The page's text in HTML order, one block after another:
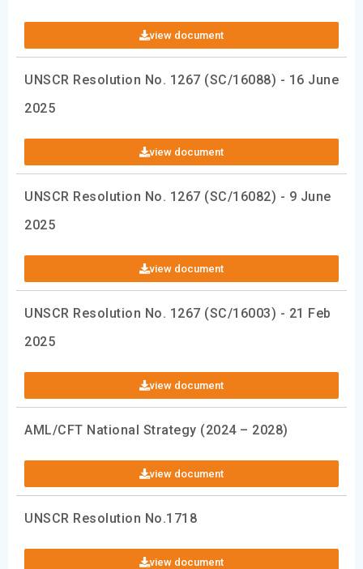
view document
UNSCR Resolution No. 1267 (SC/16088) - 16 June
2025
view document
UNSCR Resolution No. 1267 (SC/16082) - 9 June
2025
view document
UNSCR Resolution No. 1267 (SC/16003) - 21 Feb
2025
view document
AML/CFT National Strategy (2024 – 2028)
view document
UNSCR Resolution No.1718
view document